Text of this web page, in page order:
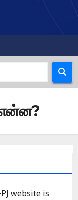
website is